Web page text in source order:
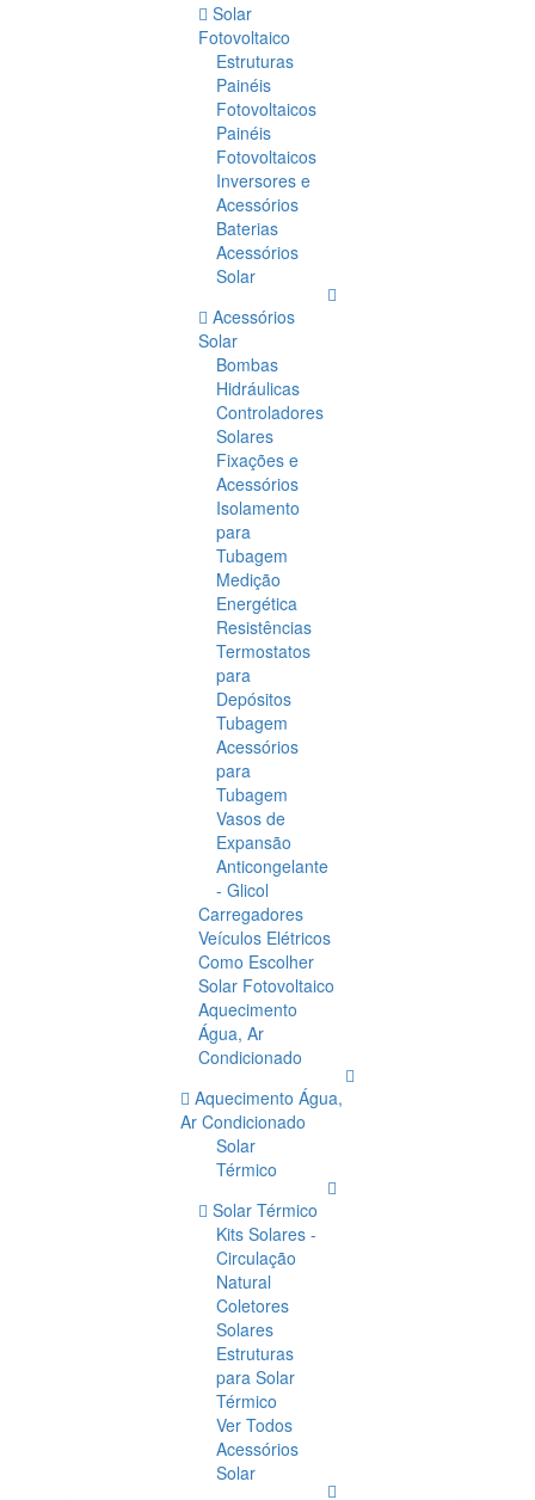
Solar
Fotovoltaico
Estruturas
Painéis
Fotovoltaicos
Painéis
Fotovoltaicos
Inversores e
Acessórios
Baterias
Acessórios
Solar
Acessórios
Solar
Bombas
Hidráulicas
Controladores
Solares
Fixações e
Acessórios
Isolamento
para
Tubagem
Medição
Energética
Resistências
Termostatos
para
Depósitos
Tubagem
Acessórios
para
Tubagem
Vasos de
Expansão
Anticongelante
- Glicol
Carregadores
Veículos Elétricos
Como Escolher
Solar Fotovoltaico
Aquecimento
Água, Ar
Condicionado
Aquecimento Água,
Ar Condicionado
Solar
Térmico
Solar Térmico
Kits Solares -
Circulação
Natural
Coletores
Solares
Estruturas
para Solar
Térmico
Ver Todos
Acessórios
Solar